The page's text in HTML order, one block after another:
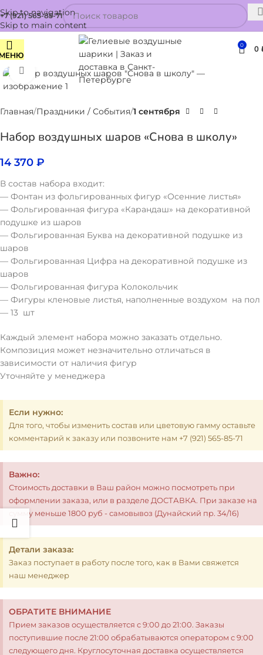
Skip to navigation
Skip to main content
+7 (921) 565-85-71
0 0
Нажмите, чтобы увеличить
Главная Праздники / События 1 сентября
Набор воздушных шаров «Снова в школу»
14 370 ₽
В состав набора входит:
— Фонтан из фольгированных фигур «Осенние листья»
— Фольгированная фигура «Карандаш» на декоративной
подушке из шаров
— Фольгированная Буква на декоративной подушке из
шаров
— Фольгированная Цифра на декоративной подушке из
шаров
— Фольгированная фигура Колокольчик
— Фигуры кленовые листья, наполненные воздухом на пол
— 13 шт
Каждый элемент набора можно заказать отдельно.
Композиция может незначительно отличаться в
зависимости от наличия фигур
Уточняйте у менеджера
Если нужно:
Для того, чтобы изменить состав или цветовую гамму оставьте
комментарий к заказу или позвоните нам +7 (921) 565-85-71
Важно:
Стоимость доставки в Ваш район можно посмотреть при
оформлении заказа, или в разделе ДОСТАВКА. При заказе на
сумму меньше 1800 руб - самовывоз (Дунайский пр. 34/16)
Детали заказа:
Заказ поступает в работу после того, как в Вами свяжется
наш менеджер
ОБРАТИТЕ ВНИМАНИЕ
Прием заказов осуществляется с 9:00 до 21:00. Заказы
поступившие после 21:00 обрабатываются оператором с 9:00
следующего дня. Круглосуточная доставка осуществляется